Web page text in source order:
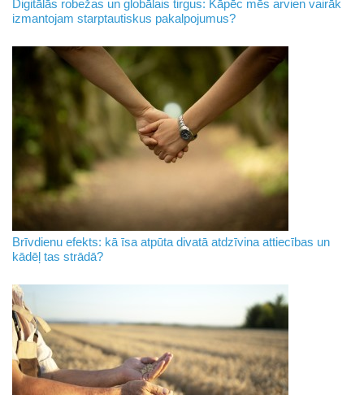
Digitālās robežas un globālais tirgus: Kāpēc mēs arvien vairāk
izmantojam starptautiskus pakalpojumus?
Brīvdienu efekts: kā īsa atpūta divatā atdzīvina attiecības un
kādēļ tas strādā?